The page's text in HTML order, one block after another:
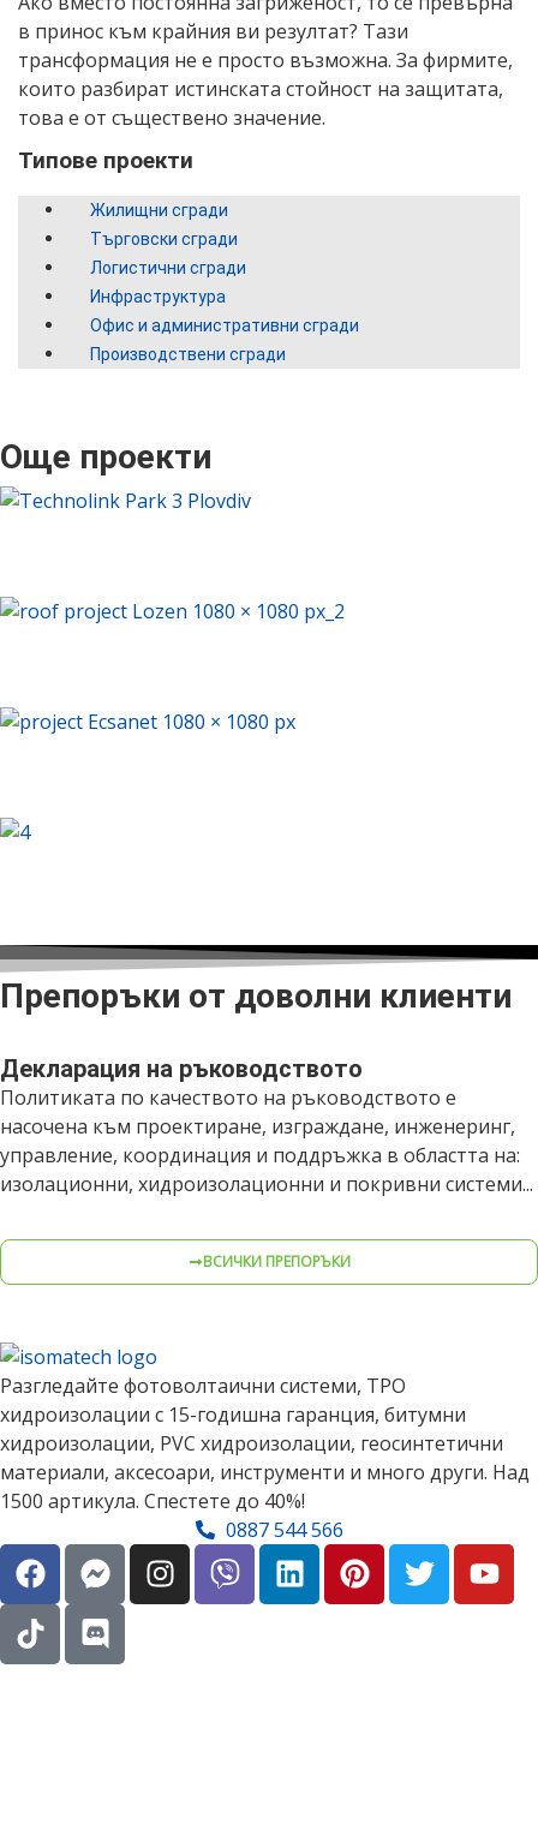
в принос към крайния ви резултат? Тази
трансформация не е просто възможна. За фирмите,
които разбират истинската стойност на защитата,
това е от съществено значение.
Типове проекти
Жилищни сгради
Търговски сгради
Логистични сгради
Инфраструктура
Офис и административни сгради
Производствени сгради
Още проекти
Препоръки от доволни клиенти
Декларация на ръководството
Политиката по качеството на ръководството е
насочена към проектиране, изграждане, инженеринг,
управление, координация и поддръжка в областта на:
изолационни, хидроизолационни и покривни системи...
ВСИЧКИ ПРЕПОРЪКИ
Разгледайте фотоволтаични системи, TPO
хидроизолации с 15-годишна гаранция, битумни
хидроизолации, PVC хидроизолации, геосинтетични
материали, аксесоари, инструменти и много други. Над
1500 артикула. Спестете до 40%!
0887 544 566